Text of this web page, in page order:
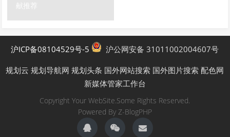
献推荐
沪ICP备08104529号-5 沪公网安备 31011002004607号
规划云 规划导航网 规划头条 国外网站搜索 国外图片搜索 配色网
新媒体管家工作台
Copyright Your WebSite.Some Rights Reserved.
Powered By Z-BlogPHP